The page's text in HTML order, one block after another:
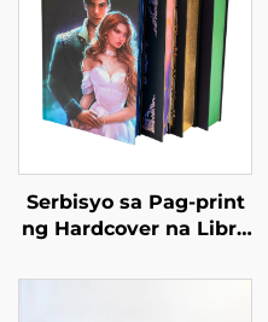
Serbisyo sa Pag-print
ng Hardcover na Libro
Pasadyang Pag-print